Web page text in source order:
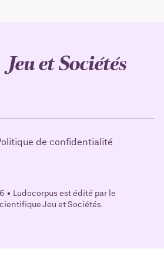
de confidentialité
• Ludocorpus est édité par le
Jeu et Sociétés.